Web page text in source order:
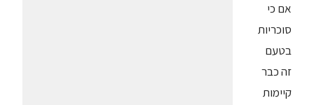
אם כי
סוכריות
בטעם
זה כבר
קיימות